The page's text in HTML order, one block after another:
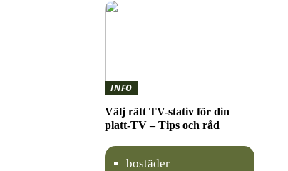
INFO
Välj rätt TV-stativ för din
platt-TV – Tips och råd
bostäder